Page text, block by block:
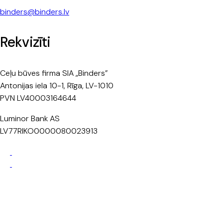
binders@binders.lv
Rekvizīti
Ceļu būves firma SIA „Binders”
Antonijas iela 10-1, Rīga, LV-1010
PVN LV40003164644
Luminor Bank AS
LV77RIKO0000080023913